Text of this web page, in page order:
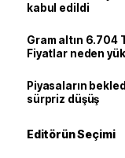
kabul edildi
Gram altın 6.704
Fiyatlar neden
Piyasaların
sürpriz düşüş
Editörün Seçimi